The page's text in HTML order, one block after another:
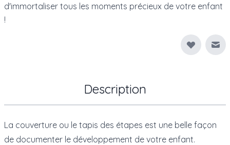
d'immortaliser tous les moments précieux de votre enfant
!
Description
La couverture ou le tapis des étapes est une belle façon
de documenter le développement de votre enfant.